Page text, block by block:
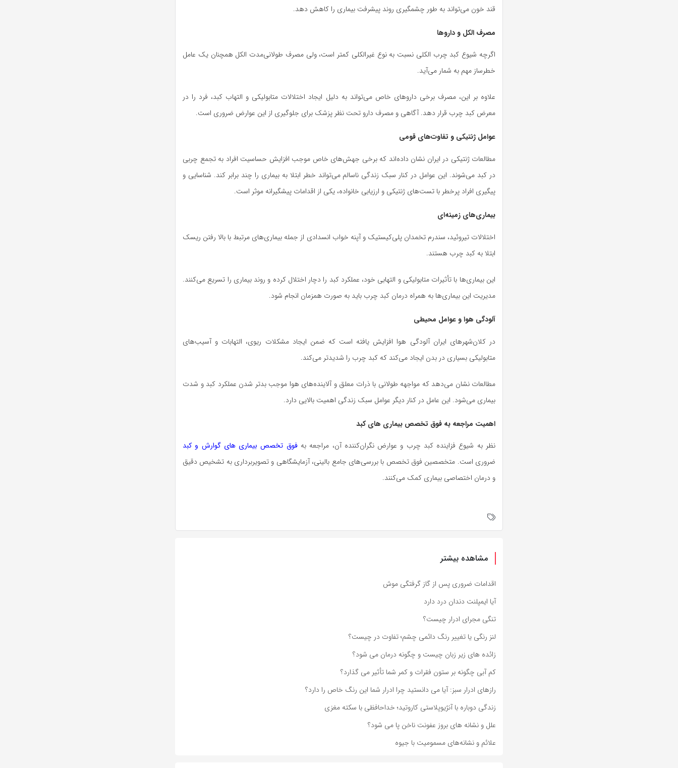
قند خون می‌تواند به طور چشمگیری روند پیشرفت بیماری را کاهش دهد.
مصرف الکل و داروها
اگرچه شیوع کبد چرب الکلی نسبت به نوع غیرالکلی کمتر است، ولی مصرف طولانی‌مدت الکل همچنان یک عامل
خطرساز مهم به شمار می‌آید.
علاوه بر این، مصرف برخی داروهای خاص می‌تواند به دلیل ایجاد اختلالات متابولیکی و التهاب کبد، فرد را در
معرض کبد چرب قرار دهد. آگاهی و مصرف دارو تحت نظر پزشک برای جلوگیری از این عوارض ضروری است.
عوامل ژنتیکی و تفاوت‌های قومی
مطالعات ژنتیکی در ایران نشان داده‌اند که برخی جهش‌های خاص موجب افزایش حساسیت افراد به تجمع چربی
در کبد می‌شوند. این عوامل در کنار سبک زندگی ناسالم می‌تواند خطر ابتلا به بیماری را چند برابر کند. شناسایی و
پیگیری افراد پرخطر با تست‌های ژنتیکی و ارزیابی خانواده، یکی از اقدامات پیشگیرانه موثر است.
بیماری‌های زمینه‌ای
اختلالات تیروئید، سندرم تخمدان پلی‌کیستیک و آپنه خواب انسدادی از جمله بیماری‌های مرتبط با بالا رفتن ریسک
ابتلا به کبد چرب هستند.
این بیماری‌ها با تأثیرات متابولیکی و التهابی خود، عملکرد کبد را دچار اختلال کرده و روند بیماری را تسریع می‌کنند.
مدیریت این بیماری‌ها به همراه درمان کبد چرب باید به صورت همزمان انجام شود.
آلودگی هوا و عوامل محیطی
در کلان‌شهرهای ایران آلودگی هوا افزایش یافته است که ضمن ایجاد مشکلات ریوی، التهابات و آسیب‌های
متابولیکی بسیاری در بدن ایجاد می‌کند که کبد چرب را شدیدتر می‌کند.
مطالعات نشان می‌دهد که مواجهه طولانی با ذرات معلق و آلاینده‌های هوا موجب بدتر شدن عملکرد کبد و شدت
بیماری می‌شود. این عامل در کنار دیگر عوامل سبک زندگی اهمیت بالایی دارد.
اهمیت مراجعه به فوق تخصص بیماری های کبد
نظر به شیوع فزاینده کبد چرب و عوارض نگران‌کننده آن، مراجعه بهفوق تخصص بیماری های گوارش و کبد
ضروری است. متخصصین فوق تخصص با بررسی‌های جامع بالینی، آزمایشگاهی و تصویربرداری به تشخیص دقیق
و درمان اختصاصی بیماری کمک می‌کنند.
مشاهده بیشتر
اقدامات ضروری پس از گاز گرفتگی موش
آیا ایمپلنت دندان درد دارد
تنگی مجرای ادرار چیست؟
لنز رنگی یا تغییر رنگ دائمی چشم؛ تفاوت در چیست؟
زائده های زیر زبان چیست و چگونه درمان می شود؟
کم آبی چگونه بر ستون فقرات و کمر شما تأثیر می گذارد؟
رازهای ادرار سبز: آیا می دانستید چرا ادرار شما این رنگ خاص را دارد؟
زندگی دوباره با آنژیوپلاستی کاروتید؛ خداحافظی با سکته مغزی
علل و نشانه های بروز عفونت ناخن پا می شود؟
علائم و نشانه‌های مسمومیت با جیوه